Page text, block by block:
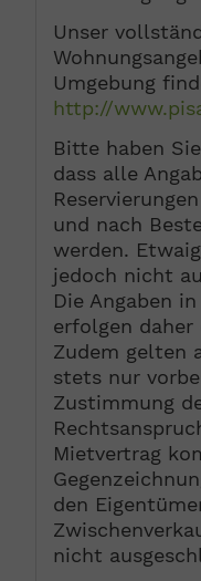
Unser
Umgebung
http://
Bitte haben
dass alle
und nach
werden.
jedoch nicht
Die Angaben
erfolgen daher
Zudem gelten
stets nur
Zustimmung
Mietvertrag
den
nicht